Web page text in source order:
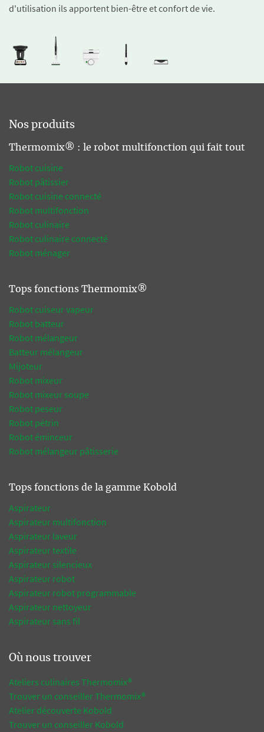
d'utilisation ils apportent bien-être et confort de vie.
Nos produits
Thermomix® : le robot multifonction qui fait tout
Robot cuisine
Robot pâtissier
Robot cuisine connecté
Robot multifonction
Robot culinaire
Robot culinaire connecté
Robot ménager
Tops fonctions Thermomix®
Robot cuiseur vapeur
Robot batteur
Robot mélangeur
Batteur mélangeur
Mijoteur
Robot mixeur
Robot mixeur soupe
Robot peseur
Robot pétrin
Robot éminceur
Robot mélangeur pâtisserie
Tops fonctions de la gamme Kobold
Aspirateur
Aspirateur multifonction
Aspirateur laveur
Aspirateur textile
Aspirateur silencieux
Aspirateur robot
Aspirateur robot programmable
Aspirateur nettoyeur
Aspirateur sans fil
Où nous trouver
Ateliers culinaires Thermomix®
Trouver un conseiller Thermomix®
Atelier découverte Kobold
Trouver un conseiller Kobold